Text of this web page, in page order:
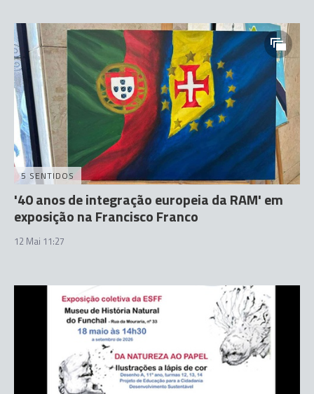
5 SENTIDOS
'40 anos de integração europeia da RAM' em
exposição na Francisco Franco
12 Mai 11:27